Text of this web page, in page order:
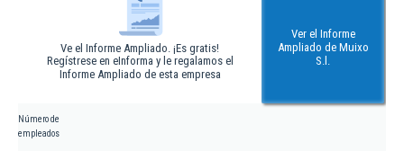
Ve el Informe Ampliado. ¡Es gratis!
Regístrese en eInforma y le regalamos el
Informe Ampliado de esta empresa
Ver el Informe
Ampliado de Muixo
S.l.
Número de
empleados